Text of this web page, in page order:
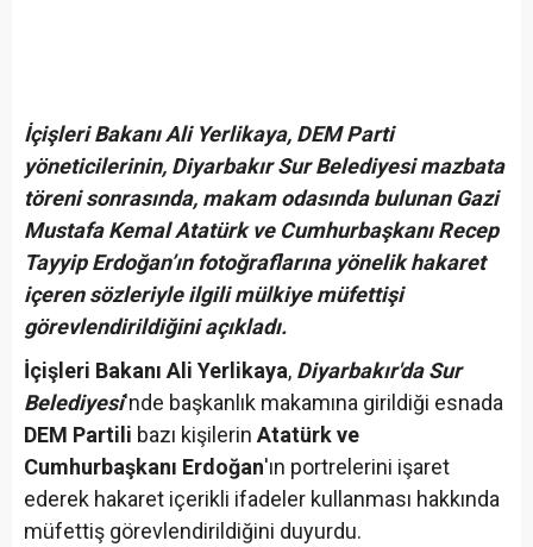
İçişleri Bakanı Ali Yerlikaya, DEM Parti
yöneticilerinin, Diyarbakır Sur Belediyesi mazbata
töreni sonrasında, makam odasında bulunan Gazi
Mustafa Kemal Atatürk ve Cumhurbaşkanı Recep
Tayyip Erdoğan’ın fotoğraflarına yönelik hakaret
içeren sözleriyle ilgili mülkiye müfettişi
görevlendirildiğini açıkladı.
İçişleri Bakanı Ali Yerlikaya, Diyarbakır'da Sur
Belediyesi'nde başkanlık makamına girildiği esnada
DEM Partili bazı kişilerin Atatürk ve
Cumhurbaşkanı Erdoğan'ın portrelerini işaret
ederek hakaret içerikli ifadeler kullanması hakkında
müfettiş görevlendirildiğini duyurdu.